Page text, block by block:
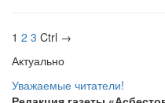
1 2 3 Ctrl →
Актуально
Уважаемые читатели!